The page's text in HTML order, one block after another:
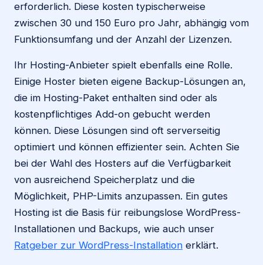
erforderlich. Diese kosten typischerweise
zwischen 30 und 150 Euro pro Jahr, abhängig vom
Funktionsumfang und der Anzahl der Lizenzen.
Ihr Hosting-Anbieter spielt ebenfalls eine Rolle.
Einige Hoster bieten eigene Backup-Lösungen an,
die im Hosting-Paket enthalten sind oder als
kostenpflichtiges Add-on gebucht werden
können. Diese Lösungen sind oft serverseitig
optimiert und können effizienter sein. Achten Sie
bei der Wahl des Hosters auf die Verfügbarkeit
von ausreichend Speicherplatz und die
Möglichkeit, PHP-Limits anzupassen. Ein gutes
Hosting ist die Basis für reibungslose WordPress-
Installationen und Backups, wie auch unser
Ratgeber zur WordPress-Installation erklärt.